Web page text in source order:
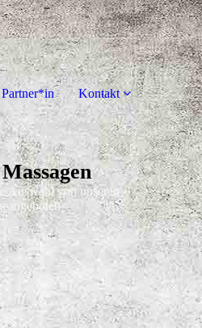
Partner*in Kontakt
Auswahl von unseren